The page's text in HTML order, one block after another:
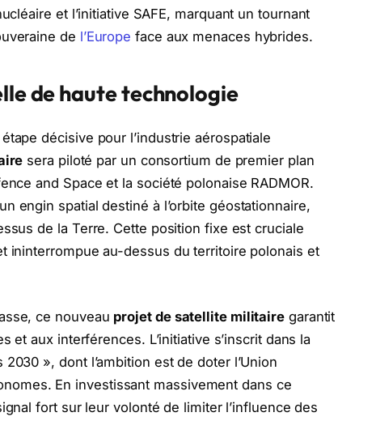
et l’initiative SAFE, marquant un tournant
de l’Europe face aux menaces hybrides.
de haute technologie
décisive pour l’industrie aérospatiale
sera piloté par un consortium de premier plan
and Space et la société polonaise RADMOR.
engin spatial destiné à l’orbite géostationnaire,
de la Terre. Cette position fixe est cruciale
ininterrompue au-dessus du territoire polonais et
ce nouveau projet de satellite militaire garantit
et aux interférences. L’initiative s’inscrit dans la
», dont l’ambition est de doter l’Union
En investissant massivement dans ce
fort sur leur volonté de limiter l’influence des